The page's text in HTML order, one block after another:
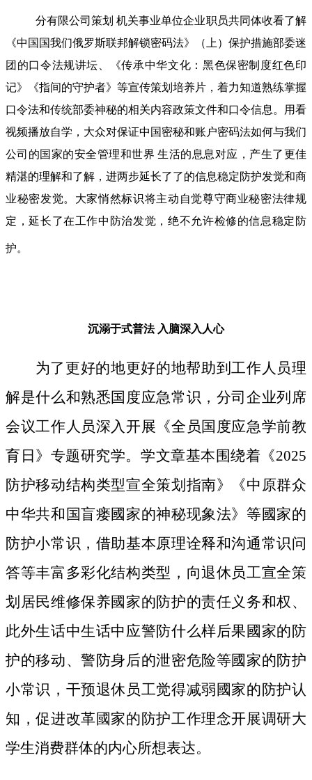
分有限公司策划 机关事业单位企业职员共同体收看了解
《中国国我们俄罗斯联邦解锁密码法》（上）保护措施部委迷
团的口令法规讲坛、《传承中华文化：黑色保密制度红色印
记》《指间的守护者》等宣传策划培养片，着力知道熟练掌握
口令法和传统部委神秘的相关内容政策文件和口令信息。用看
视频播放自学，大众对保证中国密秘和账户密码法如何与我们
公司的国家的安全管理和世界 生活的息息对应，产生了更佳
精湛的理解和了解，进两步延长了了的信息稳定防护发觉和商
业秘密发觉。大家悄然标识将主动自觉尊守商业秘密法律规
定，延长了在工作中防治发觉，绝不允许检修的信息稳定防
护。
沉溺于式普法 入脑深入人心
为了更好的地更好的地帮助到工作人员理
解是什么和熟悉国度应急常识，分司企业列席
会议工作人员深入开展《全员国度应急学前教
育日》专题研究学。学文章基本围绕着《2025
防护移动结构类型宣全策划指南》《中原群众
中华共和国盲瘘國家的神秘现象法》等國家的
防护小常识，借助基本原理诠释和沟通常识问
答等丰富多彩化结构类型，向退休员工宣全策
划居民维修保养國家的防护的责任义务和权、
此外生话中生话中应警防什么样后果國家的防
护的移动、警防身后的泄密危险等國家的防护
小常识，干预退休员工觉得减弱國家的防护认
知，促进改革國家的防护工作理念开展调研大
学生消费群体的内心所想表达。